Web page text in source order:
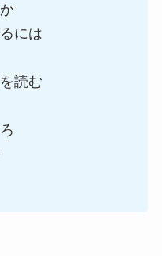
には
読む